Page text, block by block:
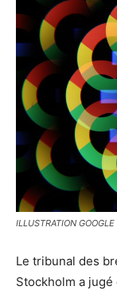
ILLUSTRATION GOOGLE
Le tribunal des
Stockholm a